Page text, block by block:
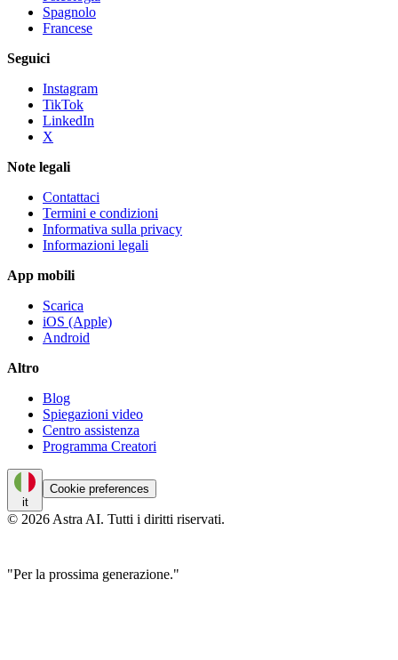
Spagnolo
Francese
Seguici
Instagram
TikTok
LinkedIn
X
Note legali
Contattaci
Termini e condizioni
Informativa sulla privacy
Informazioni legali
App mobili
Scarica
iOS (Apple)
Android
Altro
Blog
Spiegazioni video
Centro assistenza
Programma Creatori
it
Cookie preferences
© 2026 Astra AI. Tutti i diritti riservati.
"Per la prossima generazione."